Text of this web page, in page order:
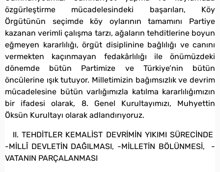
özgürleştirme mücadelesindeki başarıları, Köy
Örgütünün seçimde köy oylarının tamamını Partiye
kazanan verimli çalışma tarzı, ağaların tehditlerine boyun
eğmeyen kararlılığı, örgüt disiplinine bağlılığı ve canını
vermekten kaçınmayan fedakârlılığı ile önümüzdeki
dönemde bütün Partimize ve Türkiye’nin bütün
öncülerine ışık tutuyor. Milletimizin bağımsızlık ve devrim
mücadelesine bütün varlığımızla katılma kararlılığımızın
bir ifadesi olarak, 8. Genel Kurultayımızı, Muhyettin
Öksün Kurultayı olarak adlandırıyoruz.
II. TEHDİTLER KEMALİST DEVRİMİN YIKIMI SÜRECİNDE
-MİLLÎ DEVLETİN DAĞILMASI, -MİLLETİN BÖLÜNMESİ, -
VATANIN PARÇALANMASI